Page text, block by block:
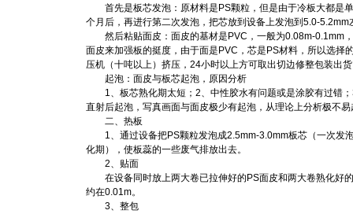
首先是板芯发泡：原材料是PS颗粒，但是由于冷板大都是
个月后，再进行第二次发泡，把芯放到设备上发泡到5.0-
然后粘贴面皮：面皮的基材是PVC，一般为0.08m-0.1mm
面皮来加强板的挺度，由于面是PVC，芯是PS材料，所以选择
压机（十吨以上）挤压，24小时以上方可取出切边修整包装出
起泡：面皮与板芯起泡，原因分析
1、板芯熟化期太短；2、中性胶水有问题或是涂胶有过错；
直射后起泡，写真画面与面皮极少有起泡，从理论上分析极不易
二、热板
1、通过设备把PS颗粒发泡成2.5mm-3.0mm板芯（一次发
化期），使板蕊的一些废气排放出去。
2、贴面
在设备同时放上两大卷已拉伸好的PS面皮和两大卷熟化好
约在0.01m。
3、整包